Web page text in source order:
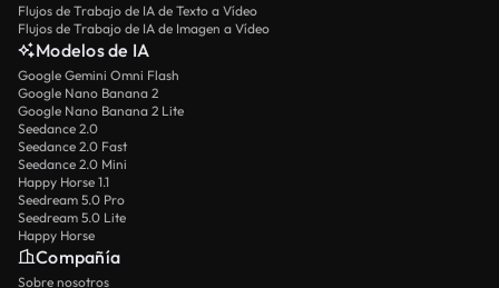
Flujos de Trabajo de IA de Texto a Vídeo
Flujos de Trabajo de IA de Imagen a Vídeo
Modelos de IA
Google Gemini Omni Flash
Google Nano Banana 2
Google Nano Banana 2 Lite
Seedance 2.0
Seedance 2.0 Fast
Seedance 2.0 Mini
Happy Horse 1.1
Seedream 5.0 Pro
Seedream 5.0 Lite
Happy Horse
Compañía
Sobre nosotros